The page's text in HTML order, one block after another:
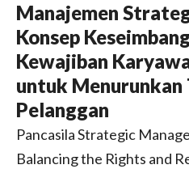
Manajemen
Konsep
Kewajiban
untuk
Pelanggan
Pancasila Strategic
Balancing the Rights and